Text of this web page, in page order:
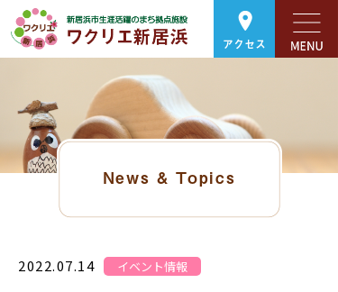
アクセス
News & Topics
2022.07.14 イベント情報